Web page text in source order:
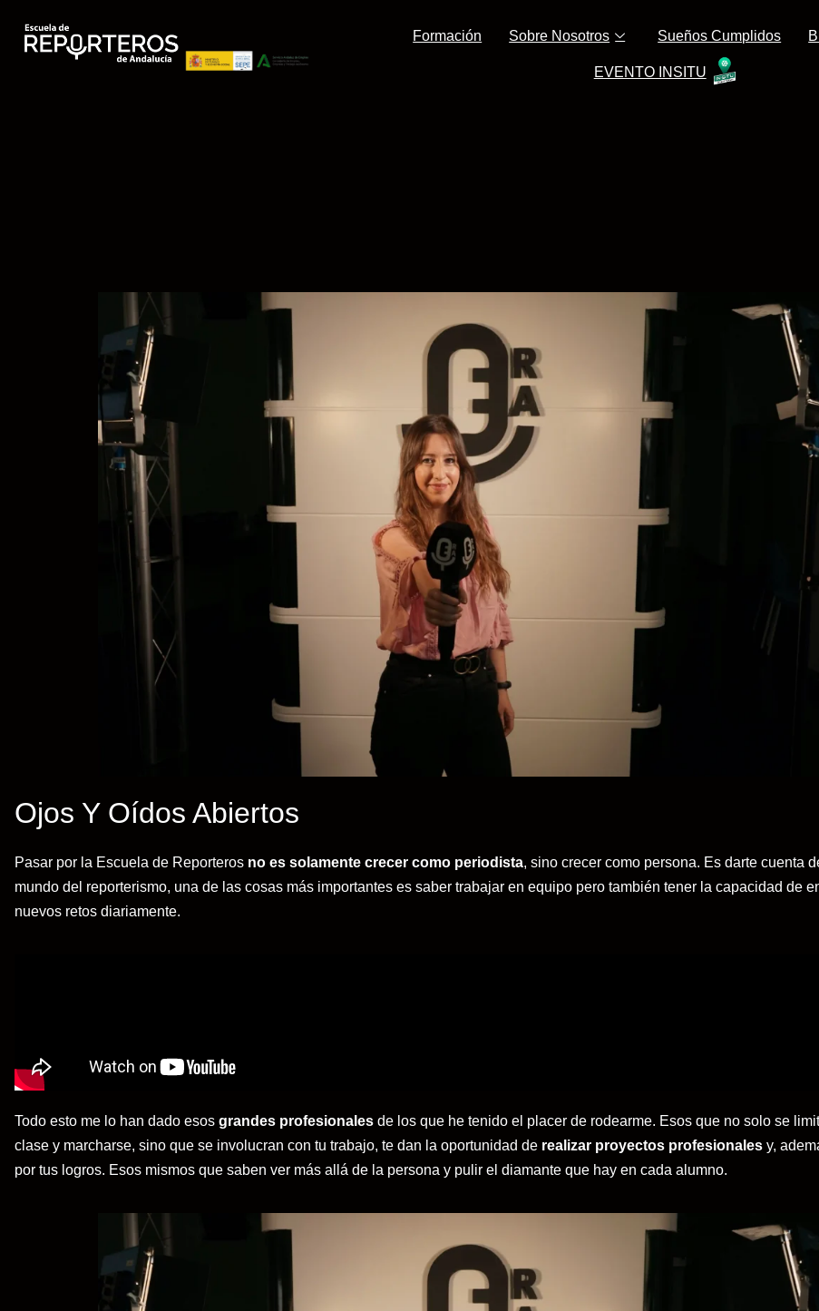
Formación Sobre Nosotros Sueños Cumplidos
EVENTO INSITU
Ojos Y Oídos Abiertos
Pasar por la Escuela de Reporteros no es solamente crecer como periodista, sino crecer como persona. Es darte cuenta
mundo del reporterismo, una de las cosas más importantes es saber trabajar en equipo pero también tener la capacidad de
nuevos retos diariamente.
Todo esto me lo han dado esos grandes profesionales de los que he tenido el placer de rodearme. Esos que no solo se
clase y marcharse, sino que se involucran con tu trabajo, te dan la oportunidad de realizar proyectos profesionales y,
por tus logros. Esos mismos que saben ver más allá de la persona y pulir el diamante que hay en cada alumno.